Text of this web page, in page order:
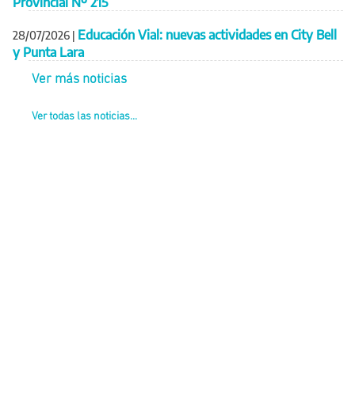
28/07/2026 | Educación Vial: nuevas actividades en City Bell
y Punta Lara
Ver más noticias
Ver todas las noticias...